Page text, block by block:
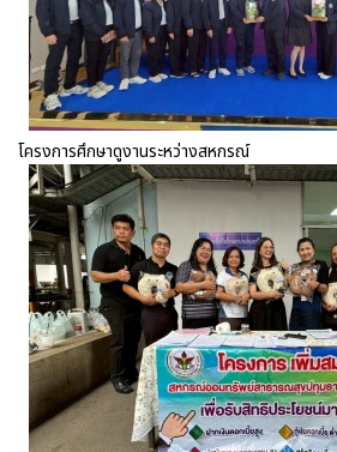
โครงการศึกษาดูงานระหว่างสหกรณ์